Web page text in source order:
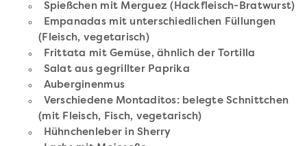
Spießchen mit Merguez (Hackfleisch-Bratwurst)
Empanadas mit unterschiedlichen Füllungen
(Fleisch, vegetarisch)
Frittata mit Gemüse, ähnlich der Tortilla
Salat aus gegrillter Paprika
Auberginenmus
Verschiedene Montaditos: belegte Schnittchen
(mit Fleisch, Fisch, vegetarisch)
Hühnchenleber in Sherry